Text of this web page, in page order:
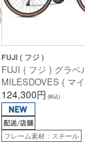
FUJI ( フジ )
FUJI ( フジ ) グラベ
MILESDOVES ( マ
ス ) ブロンズ 49 ( 身
165cm前後 )
124,300円 (税込)
フレーム素材：スチール